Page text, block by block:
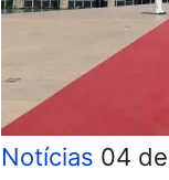
Notícias 04